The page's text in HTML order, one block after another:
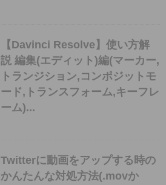
【Davinci Resolve】使い方解
説 編集(エディット)編(マーカー,
トランジション,コンポジットモ
ード,トランスフォーム,キーフレ
ーム)...
Twitterに動画をアップする時の
かんたんな対処方法(.movか